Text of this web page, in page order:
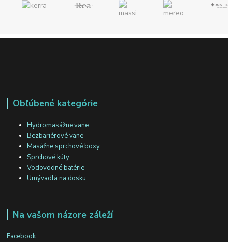
Obľúbené kategórie
Hydromasážne vane
Bezbariérové vane
Masážne sprchové boxy
Sprchové kúty
Vodovodné batérie
Umývadlá na dosku
Na vašom názore záleží
Facebook